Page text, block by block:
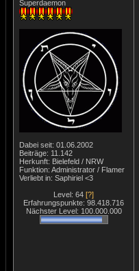
Superdaemon
Dabei seit: 01.06.2002
Beiträge: 11.142
Herkunft: Bielefeld / NRW
Funktion: Administrator / Flamer
Verliebt in: Saphiriel <3
Level: 64 [?]
Erfahrungspunkte: 98.418.716
Nächster Level: 100.000.000